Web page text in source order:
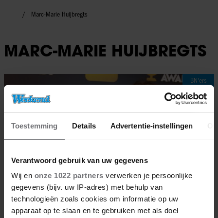
Toestemming Details Advertentie-instellingen
Verantwoord gebruik van uw gegevens
Wij en onze 1022 partners verwerken je persoonlijke
gegevens (bijv. uw IP-adres) met behulp van
technologieën zoals cookies om informatie op uw
apparaat op te slaan en te gebruiken met als doel
Marc-Marie Huijbregts
MARC-MARIE HUIJBREGTS
BN'ers